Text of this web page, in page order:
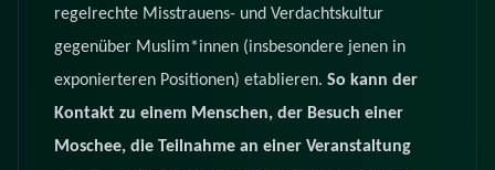
regelrechte Misstrauens- und Verdachtskultur
gegenüber Muslim*innen (insbesondere jenen in
exponierteren Positionen) etablieren. So kann der
Kontakt zu einem Menschen, der Besuch einer
Moschee, die Teilnahme an einer Veranstaltung